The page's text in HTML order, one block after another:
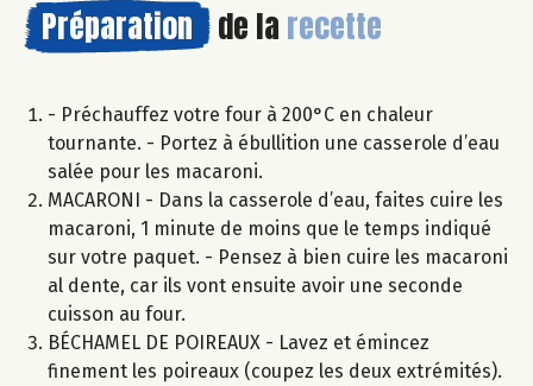
Préparation de la recette
- Préchauffez votre four à 200°C en chaleur
tournante. - Portez à ébullition une casserole d’eau
salée pour les macaroni.
MACARONI - Dans la casserole d’eau, faites cuire les
macaroni, 1 minute de moins que le temps indiqué
sur votre paquet. - Pensez à bien cuire les macaroni
al dente, car ils vont ensuite avoir une seconde
cuisson au four.
BÉCHAMEL DE POIREAUX - Lavez et émincez
finement les poireaux (coupez les deux extrémités).